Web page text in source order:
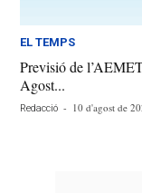
EL TEMPS
Previsió de
Agost...
Redacció - 10 d'agost de